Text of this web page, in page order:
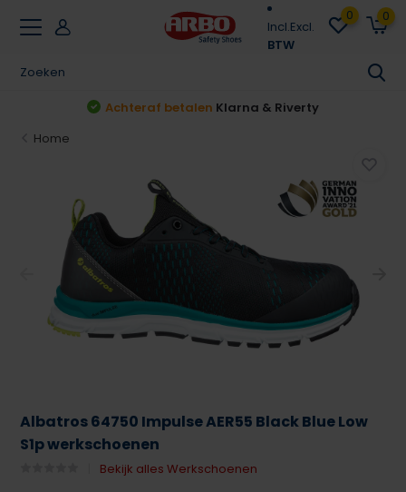
Incl.Excl.
BTW
0 0
Achteraf betalen Klarna & Riverty
Home
Albatros 64750 Impulse AER55 Black Blue Low
S1p werkschoenen
Bekijk alles Werkschoenen